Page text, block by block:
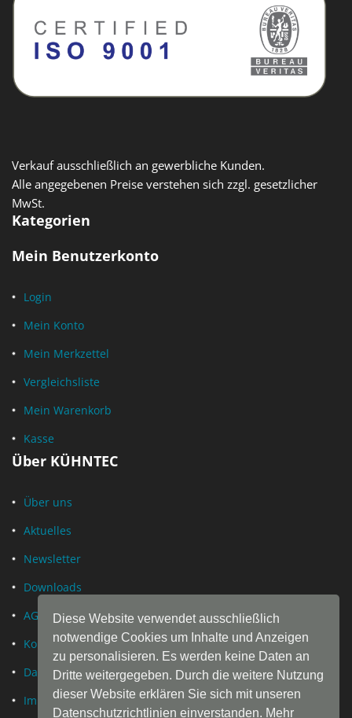
Diese Website verwendet ausschließlich
notwendige Cookies um Inhalte und Anzeigen
zu personalisieren. Es werden keine Daten an
Dritte weitergegeben. Durch die weitere Nutzung
dieser Website erklären Sie sich mit unseren
Datenschutzrichtlinien einverstanden. Mehr
Verkauf ausschließlich an gewerbliche Kunden.
Alle angegebenen Preise verstehen sich zzgl. gesetzlicher
MwSt.
Kategorien
Mein Benutzerkonto
Login
Mein Konto
Mein Merkzettel
Vergleichsliste
Mein Warenkorb
Kasse
Über KÜHNTEC
Über uns
Aktuelles
Newsletter
Downloads
AGB
Kontakt
Datenschutz
Impressum